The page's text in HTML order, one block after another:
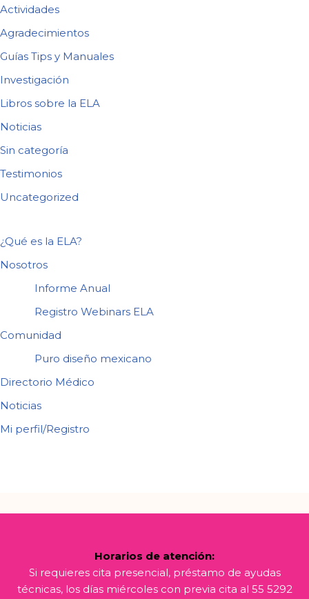
Actividades
Agradecimientos
Guías Tips y Manuales
Investigación
Libros sobre la ELA
Noticias
Sin categoría
Testimonios
Uncategorized
¿Qué es la ELA?
Nosotros
Informe Anual
Registro Webinars ELA
Comunidad
Puro diseño mexicano
Directorio Médico
Noticias
Mi perfil/Registro
Horarios de atención:
Si requieres cita presencial, préstamo de ayudas
técnicas, los días miércoles con previa cita al 55 5292